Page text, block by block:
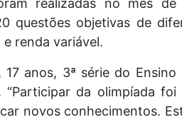
realizadas no mês
questões objetivas de
renda variável.
17 anos, 3ª série do
da olimpíada
novos conhecimentos.